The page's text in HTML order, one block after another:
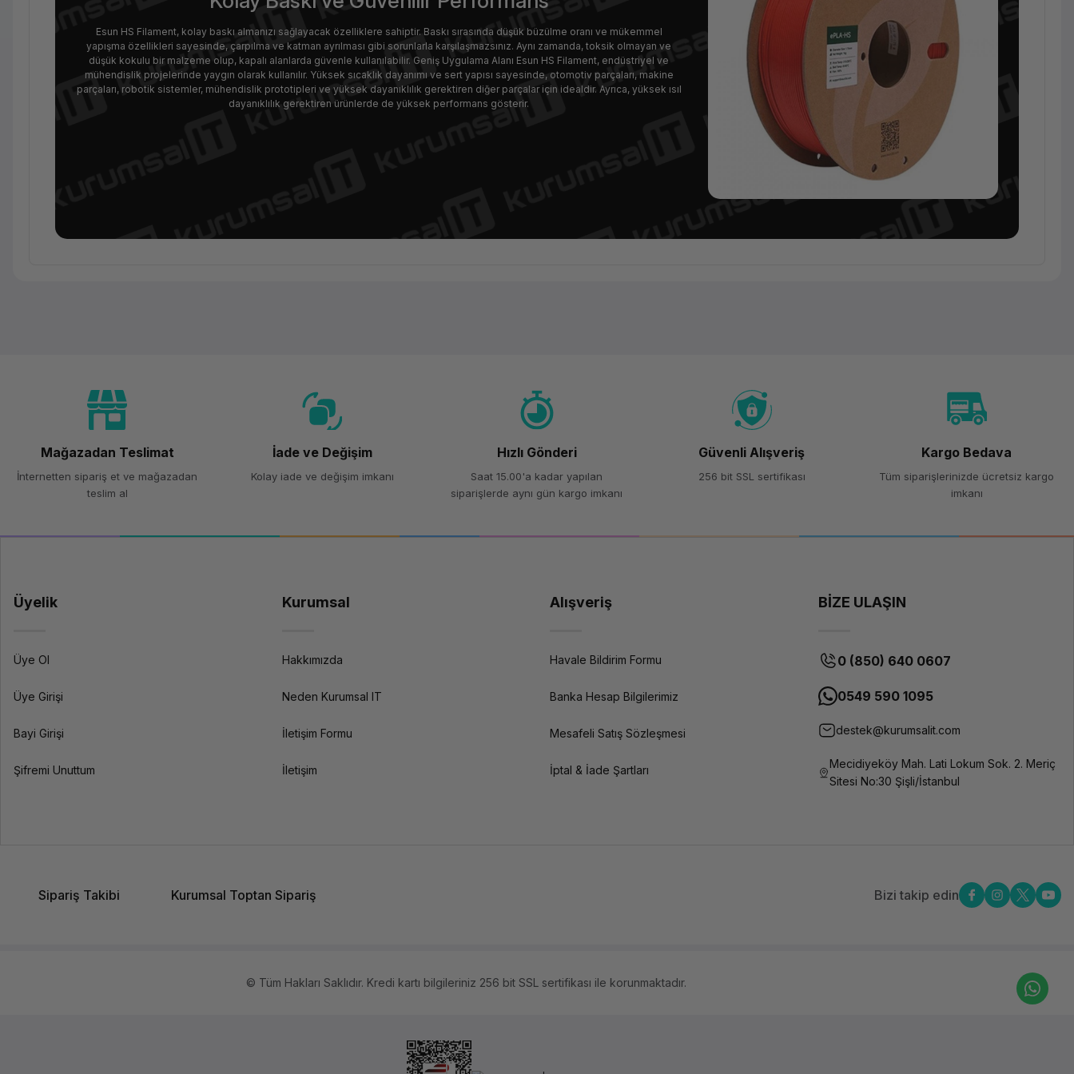
Esun HS Filament, kolay baskı almanızı sağlayacak özelliklere sahiptir. Baskı sırasında düşük büzülme oranı ve mükemmel
yapışma özellikleri sayesinde, çarpılma ve katman ayrılması gibi sorunlarla karşılaşmazsınız. Aynı zamanda, toksik olmayan ve
düşük kokulu bir malzeme olup, kapalı alanlarda güvenle kullanılabilir. Geniş Uygulama Alanı Esun HS Filament, endüstriyel ve
mühendislik projelerinde yaygın olarak kullanılır. Yüksek sıcaklık dayanımı ve sert yapısı sayesinde, otomotiv parçaları, makine
parçaları, robotik sistemler, mühendislik prototipleri ve yüksek dayanıklılık gerektiren diğer parçalar için idealdir. Ayrıca, yüksek ısıl
dayanıklılık gerektiren ürünlerde de yüksek performans gösterir.
Model
ETPU-
HS
Filament
Renk
Florasan
Isıtmalı Yatak Sıcaklığı
Özellikler
Esneklik,
aşınmaya
karşı direnç
edilmiştir
Mağazadan Teslimat
İnternetten sipariş et ve mağazadan
teslim al
İade ve Değişim
Kolay iade ve değişim imkanı
Hızlı Gönderi
Saat 15.00'a kadar yapılan
siparişlerde aynı gün kargo imkanı
Güvenli Alışveriş
256 bit SSL sertifikası
Kargo Bedava
Tüm siparişlerinizde ücretsiz kargo
imkanı
Üyelik
Üye Ol
Üye Girişi
Bayi Girişi
Şifremi Unuttum
Kurumsal
Hakkımızda
Neden Kurumsal IT
İletişim Formu
İletişim
Alışveriş
Havale Bildirim Formu
Banka Hesap Bilgilerimiz
Mesafeli Satış Sözleşmesi
İptal & İade Şartları
BİZE ULAŞIN
0 (850) 640 0607
0549 590 1095
destek@kurumsalit.com
Mecidiyeköy Mah. Lati Lokum Sok. 2. Meriç
Sitesi No:30 Şişli/İstanbul
Sipariş Takibi Kurumsal Toptan Sipariş Bizi takip edin
© Tüm Hakları Saklıdır. Kredi kartı bilgileriniz 256 bit SSL sertifikası ile korunmaktadır.